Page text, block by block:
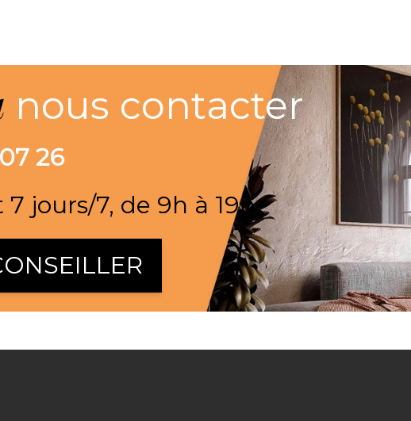
nous contacter
26
jours/7, de 9h à 19h